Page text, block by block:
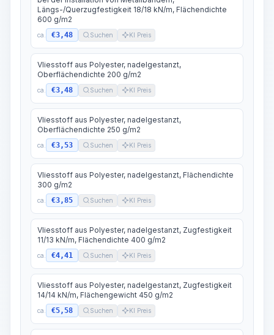
Längs-/Querzugfestigkeit 18/18 kN/m, Flächendichte
600 g/m2
ca. €3,48 Suchen KI Preis
Vliesstoff aus Polyester, nadelgestanzt,
Oberflächendichte 200 g/m2
ca. €3,48 Suchen KI Preis
Vliesstoff aus Polyester, nadelgestanzt,
Oberflächendichte 250 g/m2
ca. €3,53 Suchen KI Preis
Vliesstoff aus Polyester, nadelgestanzt, Flächendichte
300 g/m2
ca. €3,85 Suchen KI Preis
Vliesstoff aus Polyester, nadelgestanzt, Zugfestigkeit
11/13 kN/m, Flächendichte 400 g/m2
ca. €4,41 Suchen KI Preis
Vliesstoff aus Polyester, nadelgestanzt, Zugfestigkeit
14/14 kN/m, Flächengewicht 450 g/m2
ca. €5,58 Suchen KI Preis